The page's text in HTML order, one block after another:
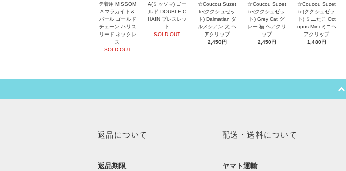
テ着用 MISSOM
A マラカイト＆
パール ゴールド
チェーン ハリス
リード ネックレ
ス
SOLD OUT
A(ミッソマ) ゴー
ルド DOUBLE C
HAIN ブレスレッ
ト
SOLD OUT
☆Coucou Suzet
te(ククシュゼッ
ト) Dalmatian ダ
ルメシアン 犬 ヘ
アクリップ
2,450円
☆Coucou Suzet
te(ククシュゼッ
ト) Grey Cat グ
レー 猫 ヘアクリ
ップ
2,450円
☆Coucou Suzet
te(ククシュゼッ
ト) ミニたこ Oct
opus Mini ミニヘ
アクリップ
1,480円
返品について
返品期限
配送・送料について
ヤマト運輸